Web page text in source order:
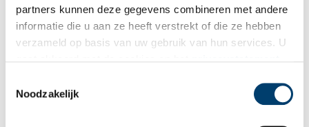
partners kunnen deze gegevens combineren met andere
informatie die u aan ze heeft verstrekt of die ze hebben
verzameld op basis van uw gebruik van hun services. U
Noodzakelijk
De Gezonken meesters
In het jaar 1771 zonk het schip Vrouw Maria. Aan boord waren
meesterwerken van Nederlandse schilders. In het
televisieprogramma De Gezonken Meesters van Omroep MAX
20.25 uur te zien op NPO 1. Na afloop van de serie worden de
winnende kunstwerken in Het Scheepvaartmuseum
tentoongesteld. Deze werken zijn vanaf 24 februari in het